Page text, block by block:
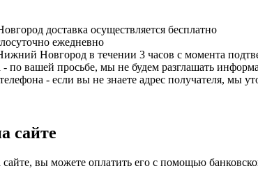
доставка осуществляется бесплатно
ежедневно
Новгород в течении 3 часов с момента
по вашей просьбе, мы не будем разглашать
- если вы не знаете адрес получателя, мы
сайте
вы можете оплатить его с помощью